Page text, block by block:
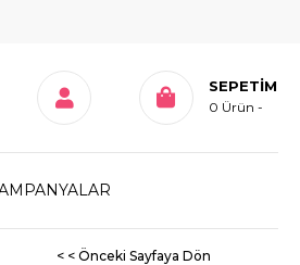
SEPETIM
0 Ürün
< < Önceki Sayfaya Dön